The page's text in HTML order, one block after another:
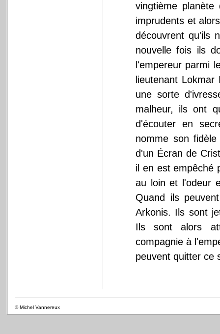
vingtième
imprudents et
découvrent qu'ils
nouvelle fois ils
l'empereur parmi
lieutenant
une sorte
malheur, ils ont
d'écouter en
nomme son
d'un Écran de
il en est empêché
au loin et l'odeur
Quand ils
Arkonis. Ils sont
Ils sont alors
compagnie à
peuvent quitter ce
© Michel Vannereux